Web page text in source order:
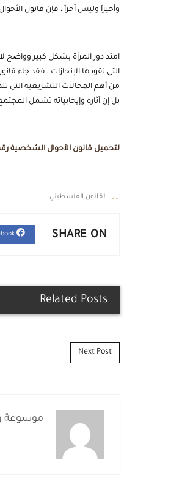
وأخيراً وليس آخراً ، فإن قانون
امتد دور المرأة بشكل كبير وواضح
التي تقودها الإنجازات ، فقد جاء
من أهم المجالات التشريعية التي
بل إن آثاره وإيجابياته تشمل
لتحميل قانون الأحوال الشخصية رقم (61) لعام 1976م مع تعديلاته الضغط على الزر المخصص
القانون الفلسطيني
SHARE ON
Related Posts
Post navigation
Next Post
موسوعة